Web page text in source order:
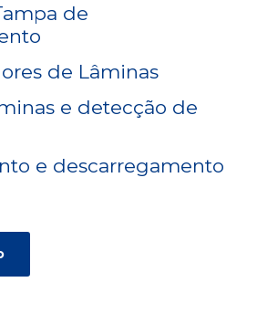
de
de Lâminas
e detecção de
e descarregamento